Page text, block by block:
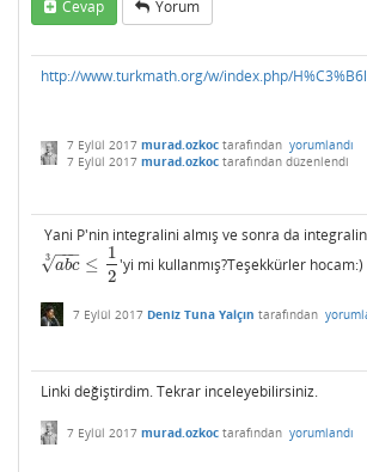
Cevap Yorum
http://www.turkmath.org/w/index.php/
7 Eylül 2017 murad.ozkoc tarafından yorumlandı
7 Eylül 2017 murad.ozkoc tarafından düzenlendi
Yani P'nin integralini almış ve sonra da
abc
−−
−
√
3 ≤
1
2
abc3≤ 12 'yi mi kullanmış?Teşekkürler hocam:)
7 Eylül 2017 Deniz Tuna Yalçın tarafından
Linki değiştirdim. Tekrar inceleyebilirsiniz.
7 Eylül 2017 murad.ozkoc tarafından yorumlandı